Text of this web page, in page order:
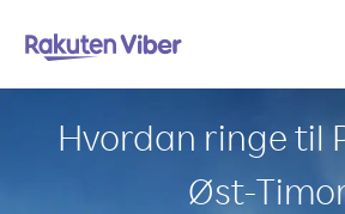
Hvordan ringe til
Øst-